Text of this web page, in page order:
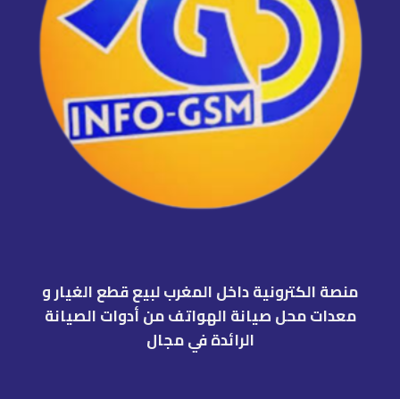
منصة الكترونية داخل المغرب لبيع قطع الغيار و
معدات محل صيانة الهواتف من أدوات الصيانة
الرائدة في مجال